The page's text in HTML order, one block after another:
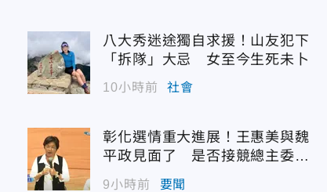
八大秀迷途獨自求援！山友犯下
「拆隊」大忌 女至今生死未卜
10小時前 社會
彰化選情重大進展！王惠美與魏
平政見面了 是否接競總主委態
度曝光
9小時前 要聞